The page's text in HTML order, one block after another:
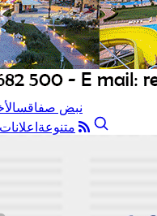
نبض صفاقس
متنوعة